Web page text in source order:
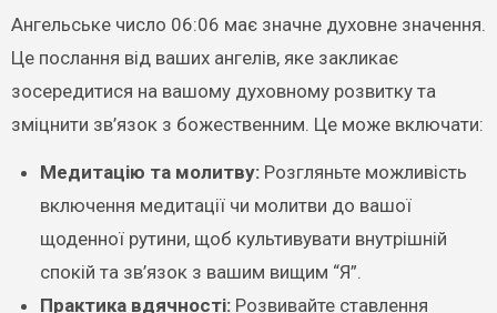
Ангельське число 06:06 має значне духовне значення.
Це послання від ваших ангелів, яке закликає
зосередитися на вашому духовному розвитку та
зміцнити зв’язок з божественним. Це може включати:
Медитацію та молитву:Розгляньте можливість
включення медитації чи молитви до вашої
щоденної рутини, щоб культивувати внутрішній
спокій та зв’язок з вашим вищим “Я”.
Практика вдячності:Розвивайте ставлення